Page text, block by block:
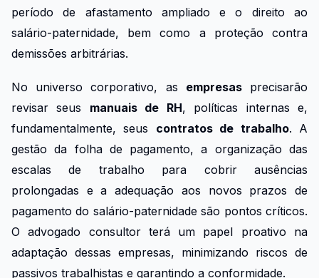
período de afastamento ampliado e o direito ao
salário-paternidade, bem como a proteção contra
demissões arbitrárias.
No universo corporativo, as empresasprecisarão
revisar seus manuais de RH, políticas internas e,
fundamentalmente, seus contratos de trabalho. A
gestão da folha de pagamento, a organização das
escalas de trabalho para cobrir ausências
prolongadas e a adequação aos novos prazos de
pagamento do salário-paternidade são pontos críticos.
O advogado consultor terá um papel proativo na
adaptação dessas empresas, minimizando riscos de
passivos trabalhistas e garantindo a conformidade.